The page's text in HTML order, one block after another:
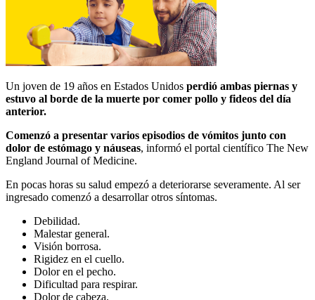
Un joven de 19 años en Estados Unidos perdió ambas piernas y
estuvo al borde de la muerte por comer pollo y fideos del día
anterior.
Comenzó a presentar varios episodios de vómitos junto con
dolor de estómago y náuseas, informó el portal científico The New
England Journal of Medicine.
En pocas horas su salud empezó a deteriorarse severamente. Al ser
ingresado comenzó a desarrollar otros síntomas.
Debilidad.
Malestar general.
Visión borrosa.
Rigidez en el cuello.
Dolor en el pecho.
Dificultad para respirar.
Dolor de cabeza.